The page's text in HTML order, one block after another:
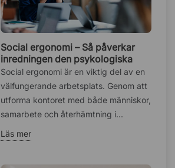
Social ergonomi – Så påverkar
inredningen den psykologiska
hälsan på kontoret
Social ergonomi är en viktig del av en
välfungerande arbetsplats. Genom att
utforma kontoret med både människor,
samarbete och återhämtning i...
Läs mer